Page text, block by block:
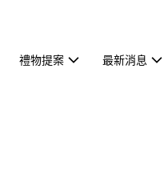
禮物提案 最新消息